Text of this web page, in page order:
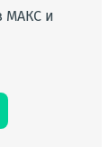
МАКС и